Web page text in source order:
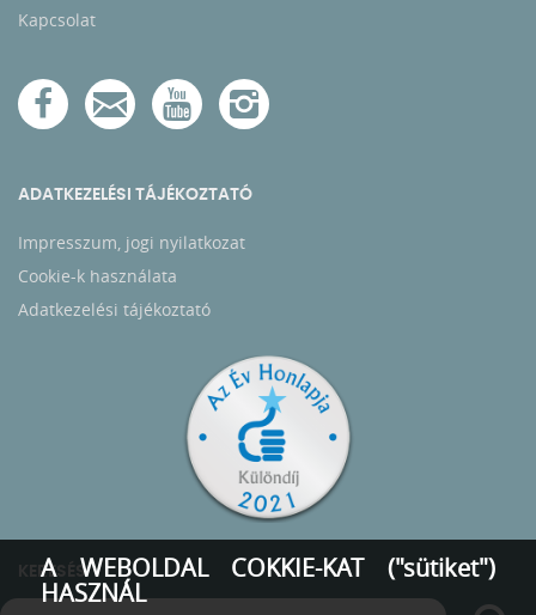
Kapcsolat
ADATKEZELÉSI TÁJÉKOZTATÓ
Impresszum, jogi nyilatkozat
Cookie-k használata
Adatkezelési tájékoztató
KERESÉS
A WEBOLDAL COKKIE-KAT ("sütiket")
HASZNÁL